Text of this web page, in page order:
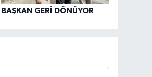
BAŞKAN GERİ DÖNÜYOR